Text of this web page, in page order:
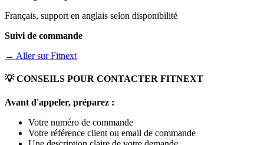
Français, support en anglais selon disponibilité
Suivi de commande
→ Aller surFitnext
💡 CONSEILS POUR CONTACTER FITNEXT
Avant d'appeler, préparez :
Votre numéro de commande
Votre référence client ou email de commande